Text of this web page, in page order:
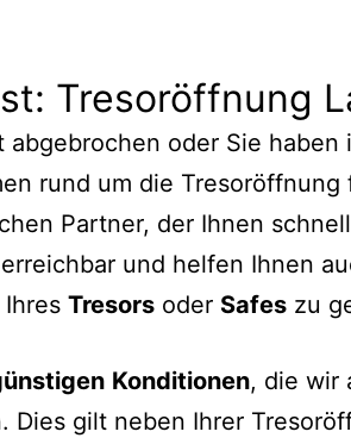
Tresoröffnung
abgebrochen oder Sie
rund um die Tresoröffnung
Partner, der Ihnen
und helfen Ihnen
Tresors oder Safes zu
Konditionen, die wir
Dies gilt neben Ihrer